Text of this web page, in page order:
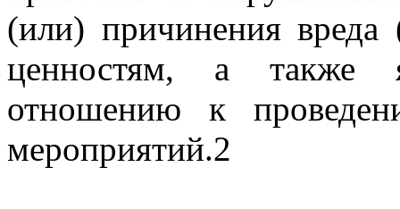
(или) причинения
ценностям, а также
отношению к
мероприятий.2